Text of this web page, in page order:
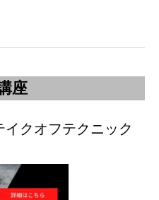
座
イクオフテクニック